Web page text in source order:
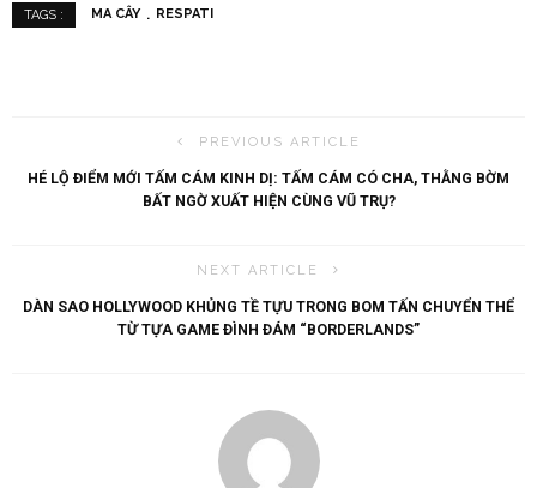
TAGS : MA CÂY RESPATI
PREVIOUS ARTICLE
HÉ LỘ ĐIỂM MỚI TẤM CÁM KINH DỊ: TẤM CÁM CÓ CHA, THẰNG BỜM
BẤT NGỜ XUẤT HIỆN CÙNG VŨ TRỤ?
NEXT ARTICLE
DÀN SAO HOLLYWOOD KHỦNG TỀ TỰU TRONG BOM TẤN CHUYỂN THỂ
TỪ TỰA GAME ĐÌNH ĐÁM “BORDERLANDS”